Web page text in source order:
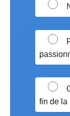
fin de la